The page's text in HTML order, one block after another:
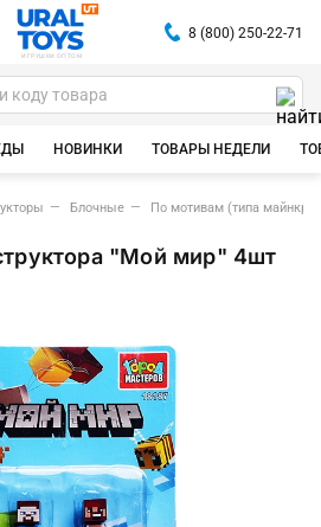
ИГРУШКИ ОПТОМ
8 (800) 250-22-71
НОВИНКИ ТОВАРЫ НЕДЕЛИ
Блочные По мотивам (типа
"Мой мир" 4шт